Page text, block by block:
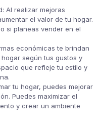
Al realizar mejoras
el valor de tu hogar.
si planeas vender en el
económicas te brindan
según tus gustos y
que refleje tu estilo y
tu hogar, puedes mejorar
Puedes maximizar el
y crear un ambiente